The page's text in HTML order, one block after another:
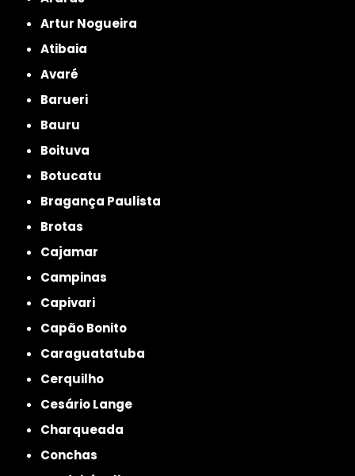
Artur Nogueira
Atibaia
Avaré
Barueri
Bauru
Boituva
Botucatu
Bragança Paulista
Brotas
Cajamar
Campinas
Capivari
Capão Bonito
Caraguatatuba
Cerquilho
Cesário Lange
Charqueada
Conchas